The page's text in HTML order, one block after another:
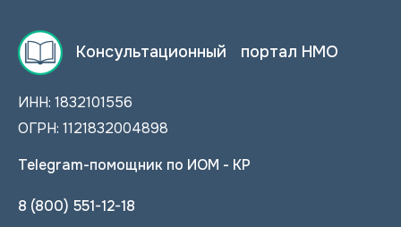
Консультационный портал НМО
ИНН: 1832101556
ОГРН: 1121832004898
Telegram-помощник по ИОМ - КР
8 (800) 551-12-18